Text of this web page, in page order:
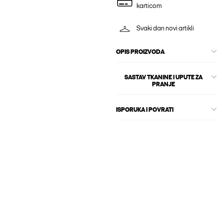
karticom
Svaki dan novi artikli
OPIS PROIZVODA
SASTAV TKANINE I UPUTE ZA
PRANJE
ISPORUKA I POVRATI